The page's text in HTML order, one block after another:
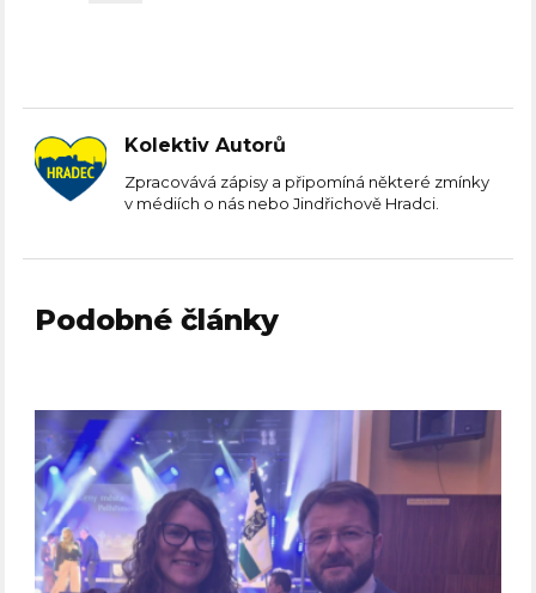
Kolektiv Autorů
Zpracovává zápisy a připomíná některé zmínky
v médiích o nás nebo Jindřichově Hradci.
Podobné články